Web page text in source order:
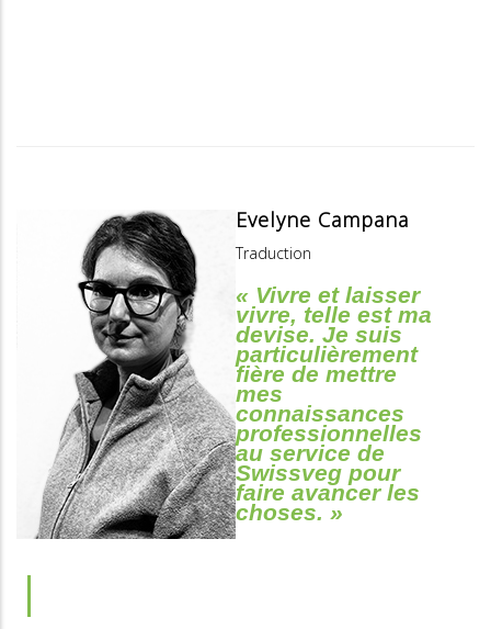
Evelyne Campana
Traduction
« Vivre et laisser
vivre, telle est ma
devise. Je suis
particulièrement
fière de mettre
mes
connaissances
professionnelles
au service de
Swissveg pour
faire avancer les
choses. »